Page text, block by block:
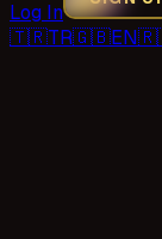
Log In
🇹🇷TR🇬🇧EN